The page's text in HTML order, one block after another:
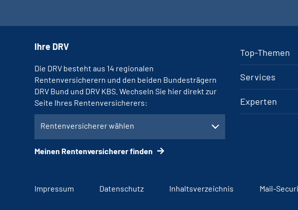
Top-Themen
Services
Experten
Ihre DRV
Die DRV besteht aus 14 regionalen
Rentenversicherern und den beiden Bundesträgern
DRV Bund und DRV KBS. Wechseln Sie hier direkt zur
Seite Ihres Rentenversicherers:
Rentenversicherer wählen
Meinen Rentenversicherer finden
Impressum Datenschutz Inhaltsverzeichnis Mail-